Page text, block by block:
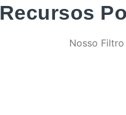
Recursos
Nosso